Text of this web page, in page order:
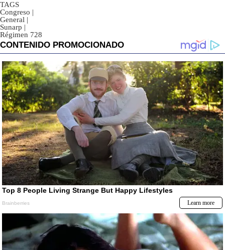
TAGS
Congreso |
General |
Sunarp |
Régimen 728